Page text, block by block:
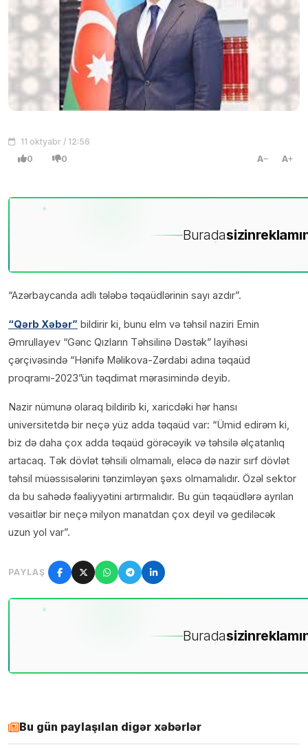
11 oktyabr / 12:56
0 0 A A
Buradasizin
“Azərbaycanda adlı tələbə təqaüdlərinin sayı azdır”.
“Qərb Xəbər” bildirir ki, bunu elm və təhsil naziri Emin
Əmrullayev “Gənc Qızların Təhsilinə Dəstək” layihəsi
çərçivəsində “Hənifə Məlikova-Zərdabi adına təqaüd
proqramı-2023”ün təqdimat mərasimində deyib.
Nazir nümunə olaraq bildirib ki, xaricdəki hər hansı
universitetdə bir neçə yüz adda təqaüd var: “Ümid edirəm ki,
biz də daha çox adda təqaüd görəcəyik və təhsilə əlçatanlıq
artacaq. Tək dövlət təhsili olmamalı, eləcə də nazir sırf dövlət
təhsil müəssisələrini tənzimləyən şəxs olmamalıdır. Özəl sektor
da bu sahədə fəaliyyətini artırmalıdır. Bu gün təqaüdlərə ayrılan
vəsaitlər bir neçə milyon manatdan çox deyil və gediləcək
uzun yol var”.
PAYLAŞ
Buradasizin
Bu gün paylaşılan digər xəbərlər